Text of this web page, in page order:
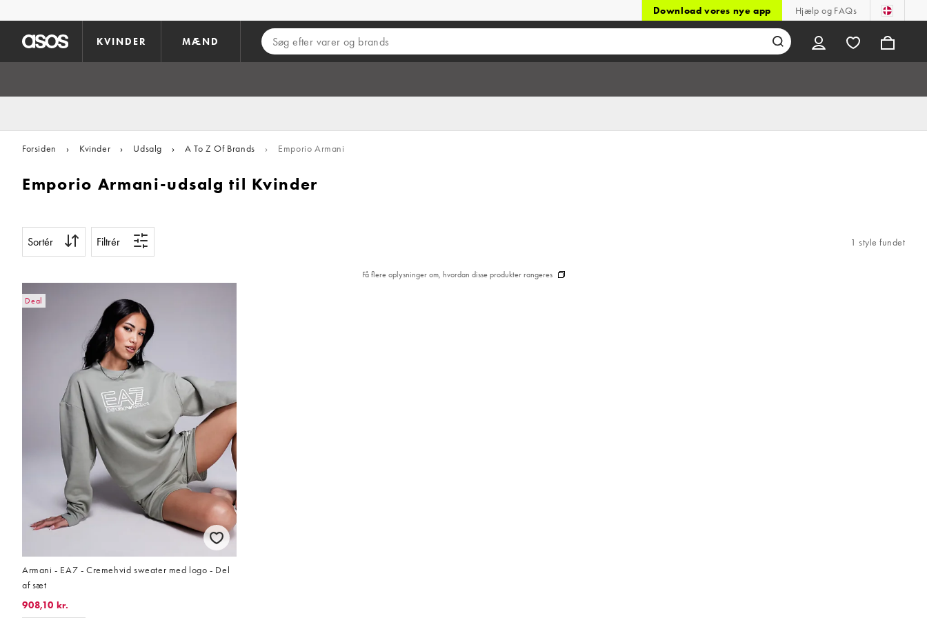
Download vores nye app Hjælp og FAQs
KVINDER MÆND
Forsiden › Kvinder › Udsalg › A To Z Of Brands › Emporio Armani
Emporio Armani-udsalg til Kvinder
Sortér Filtrér 1 style fundet
Få flere oplysninger om, hvordan disse produkter rangeres
Deal
Armani - EA7 - Cremehvid sweater med logo - Del
af sæt
908,10 kr.